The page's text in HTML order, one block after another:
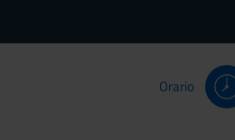
Orario